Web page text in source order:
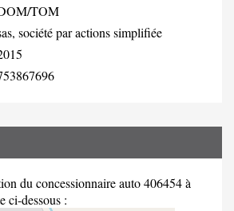
TOM
société par actions simplifiée
du concessionnaire auto 406454 à
ci-dessous :